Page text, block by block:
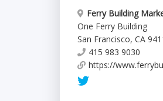
Ferry Building
One Ferry Building
San Francisco, CA
415 983 9030
https://